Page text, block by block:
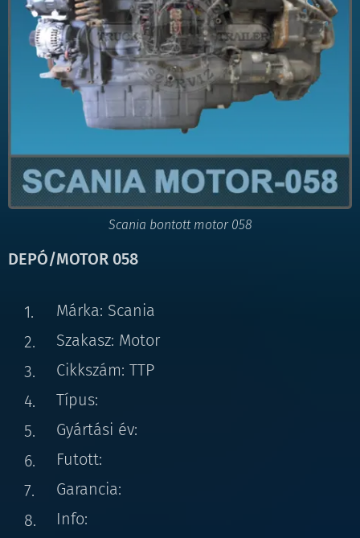
Scania bontott motor 058
DEPÓ/MOTOR 058
Márka: Scania
Szakasz: Motor
Cikkszám: TTP
Típus:
Gyártási év:
Futott:
Garancia:
Info: